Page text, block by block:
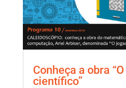
Conheça a obra
científico”